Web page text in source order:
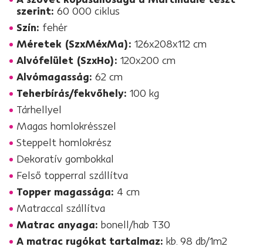
szerint: 60 000 ciklus
Szín: fehér
Méretek (SzxMéxMa): 126x208x112 cm
Alvófelület (SzxHo): 120x200 cm
Alvómagasság: 62 cm
Teherbírás/fekvőhely: 100 kg
Tárhellyel
Magas homlokrésszel
Steppelt homlokrész
Dekoratív gombokkal
Felső topperral szállítva
Topper magassága: 4 cm
Matraccal szállítva
Matrac anyaga: bonell/hab T30
A matrac rugókat tartalmaz: kb. 98 db/1m2